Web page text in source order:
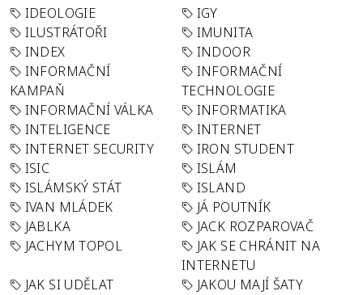
IDEOLOGIE
IGY
ILUSTRÁTOŘI
IMUNITA
INDEX
INDOOR
INFORMAČNÍ
KAMPAŇ
INFORMAČNÍ
TECHNOLOGIE
INFORMAČNÍ VÁLKA
INFORMATIKA
INTELIGENCE
INTERNET
INTERNET SECURITY
IRON STUDENT
ISIC
ISLÁM
ISLÁMSKÝ STÁT
ISLAND
IVAN MLÁDEK
JÁ POUTNÍK
JABLKA
JACK ROZPAROVAČ
JACHYM TOPOL
JAK SE CHRÁNIT NA
INTERNETU
JAK SI UDĚLAT
JAKOU MAJÍ ŠATY